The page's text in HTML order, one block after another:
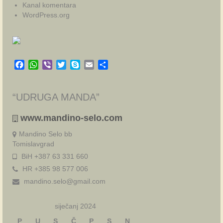
Kanal komentara
WordPress.org
Facebook
WhatsApp
Viber TwitterSkypeEmail
“UDRUGA MANDA”
www.mandino-selo.com
Mandino Selo bb
Tomislavgrad
BiH +387 63 331 660
HR +385 98 577 006
mandino.selo@gmail.com
siječanj 2024
P
U S Č P S N